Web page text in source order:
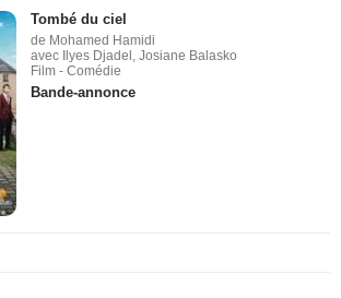
Tombé du ciel
de Mohamed Hamidi
avec Ilyes Djadel, Josiane Balasko
Film - Comédie
Bande-annonce